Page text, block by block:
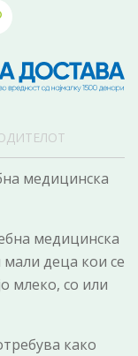
медицинска
медицинска
деца кои се
млеко, со или
како